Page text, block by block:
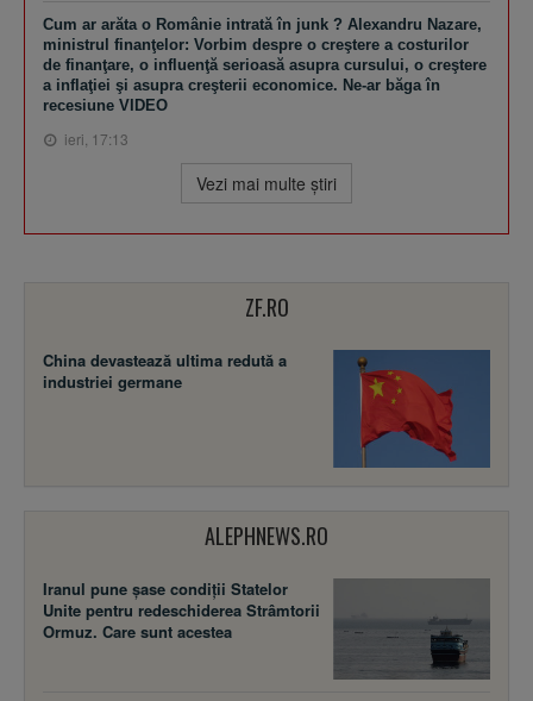
Cum ar arăta o Românie intrată în junk ? Alexandru Nazare,
ministrul finanţelor: Vorbim despre o creştere a costurilor
de finanţare, o influenţă serioasă asupra cursului, o creştere
a inflaţiei şi asupra creşterii economice. Ne-ar băga în
recesiune VIDEO
ieri, 17:13
Vezi mai multe ştiri
ZF.RO
China devastează ultima redută a
industriei germane
ALEPHNEWS.RO
Iranul pune șase condiții Statelor
Unite pentru redeschiderea Strâmtorii
Ormuz. Care sunt acestea